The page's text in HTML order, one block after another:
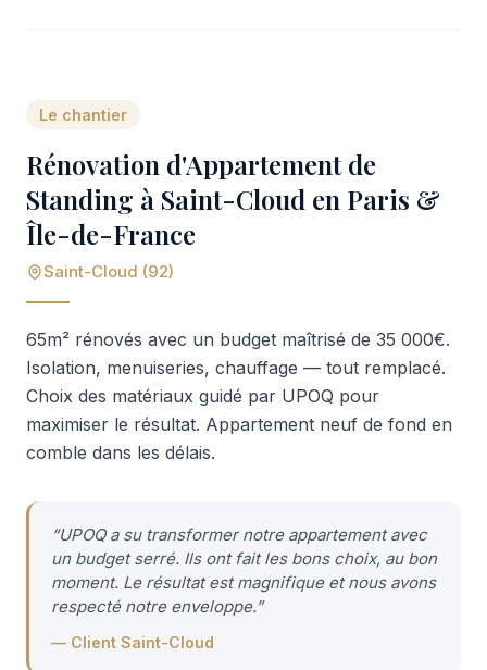
Le chantier
Rénovation d'Appartement de
Standing à Saint-Cloud en Paris &
Île-de-France
Saint-Cloud (92)
65m² rénovés avec un budget maîtrisé de 35 000€.
Isolation, menuiseries, chauffage — tout remplacé.
Choix des matériaux guidé par UPOQ pour
maximiser le résultat. Appartement neuf de fond en
comble dans les délais.
“UPOQ a su transformer notre appartement avec
un budget serré. Ils ont fait les bons choix, au bon
moment. Le résultat est magnifique et nous avons
respecté notre enveloppe.”
— Client Saint-Cloud